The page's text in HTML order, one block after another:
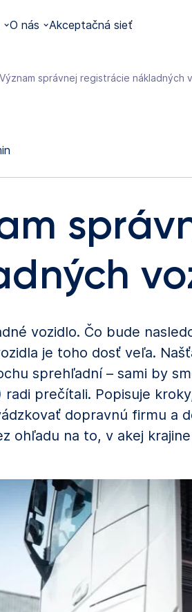
O nás Akceptačná sieť
Význam správnej registrácie nákladných
vozidlo. Čo bude
je toho dosť veľa.
sprehľadní – sami by
prečítali. Popisuje
dopravnú firmu a
ohľadu na to, v akej